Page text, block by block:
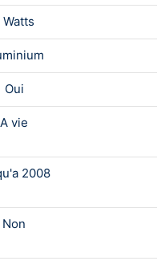
Watts
Oui
A vie
2008
Non